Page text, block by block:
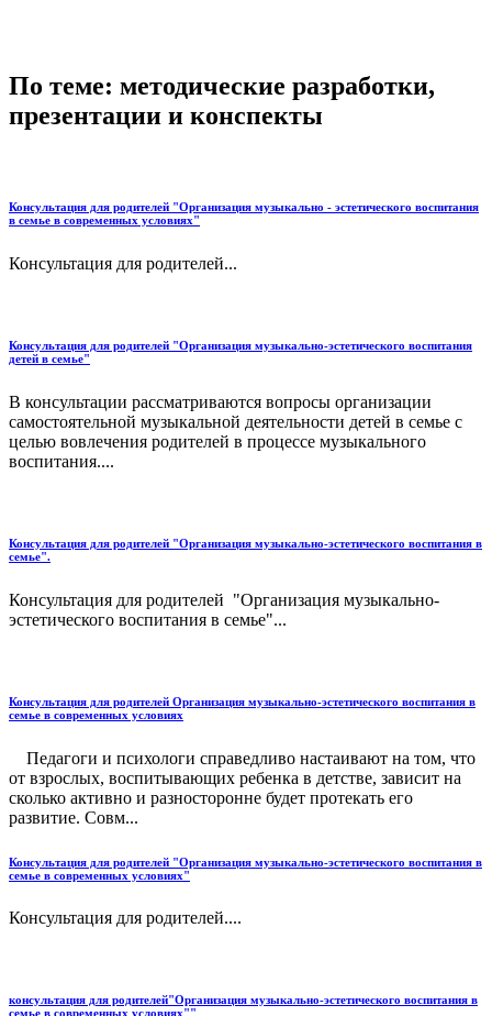
По теме: методические разработки,
презентации и конспекты
Консультация для родителей "Организация музыкально - эстетического воспитания
в семье в современных условиях"
Консультация для родителей...
Консультация для родителей "Организация музыкально-эстетического воспитания
детей в семье"
В консультации рассматриваются вопросы организации
самостоятельной музыкальной деятельности детей в семье с
целью вовлечения родителей в процессе музыкального
воспитания....
Консультация для родителей "Организация музыкально-эстетического воспитания в
семье".
Консультация для родителей "Организация музыкально-
эстетического воспитания в семье"...
Консультация для родителей Организация музыкально-эстетического воспитания в
семье в современных условиях
Педагоги и психологи справедливо настаивают на том, что
от взрослых, воспитывающих ребенка в детстве, зависит на
сколько активно и разносторонне будет протекать его
развитие. Совм...
Консультация для родителей "Организация музыкально-эстетического воспитания в
семье в современных условиях"
Консультация для родителей....
консультация для родителей"Организация музыкально-эстетического воспитания в
семье в современных условиях""